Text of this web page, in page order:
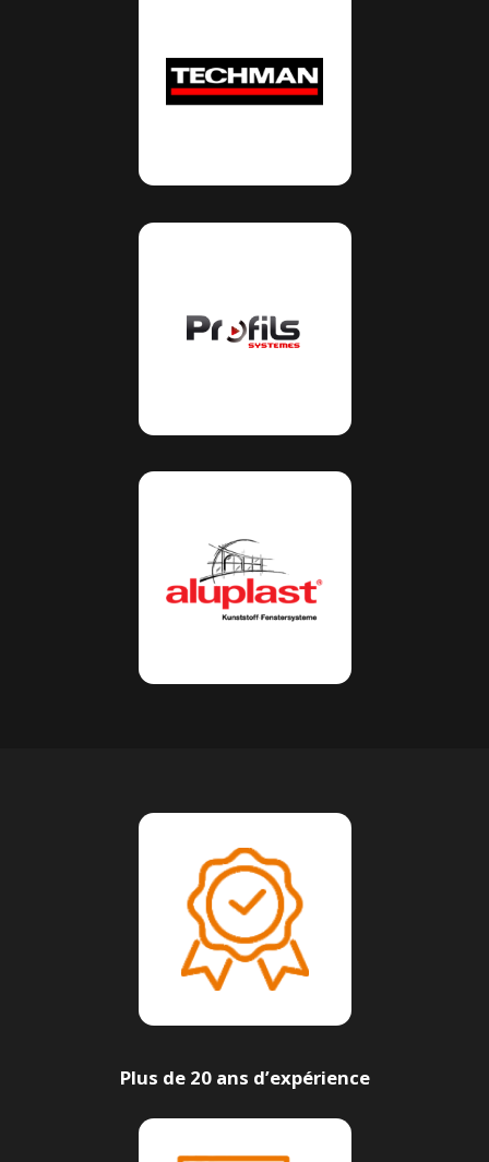
Plus de 20 ans d’expérience